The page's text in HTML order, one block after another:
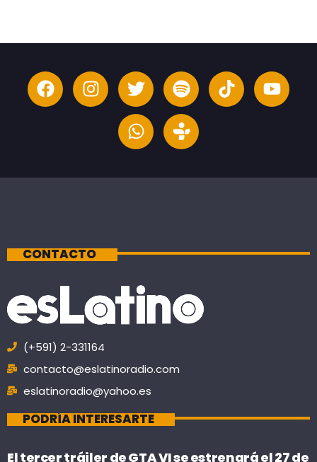
CONTACTO
(+591) 2-331164
contacto@eslatinoradio.com
eslatinoradio@yahoo.es
PODRÍA INTERESARTE
El tercer tráiler de GTA VI se estrenará el 27 de